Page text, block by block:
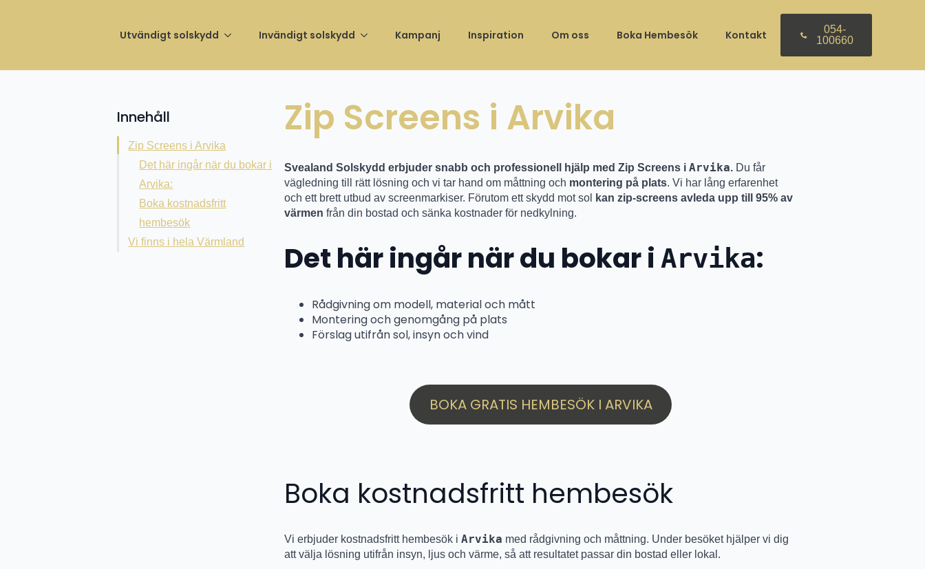
Utvändigt solskydd Invändigt solskydd Kampanj Inspiration Om oss Boka Hembesök Kontakt
054-
100660
Innehåll
Zip Screens i Arvika
Det här ingår när du bokar i
Arvika:
Boka kostnadsfritt
hembesök
Vi finns i hela Värmland
Zip Screens i Arvika
Svealand Solskydd erbjuder snabb och professionell hjälp med Zip Screens iArvika. Du får
vägledning till rätt lösning och vi tar hand om måttning och montering på plats. Vi har lång erfarenhet
och ett brett utbud av screenmarkiser. Förutom ett skydd mot sol
kan zip-screens avleda upp till 95% av
värmen från din bostad och sänka kostnader för nedkylning.
Det här ingår när du bokar iArvika:
Rådgivning om modell, material och mått
Montering och genomgång på plats
Förslag utifrån sol, insyn och vind
BOKA GRATIS HEMBESÖK I ARVIKA
Boka kostnadsfritt hembesök
Vi erbjuder kostnadsfritt hembesök iArvika med rådgivning och måttning. Under besöket hjälper vi dig
att välja lösning utifrån insyn, ljus och värme, så att resultatet passar din bostad eller lokal.